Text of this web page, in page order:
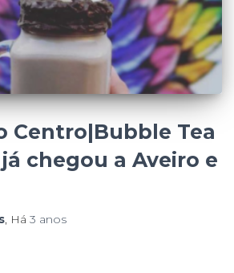
Centro|Bubble Tea
chegou a Aveiro e
, Há 3 anos